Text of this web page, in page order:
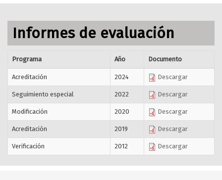
Informes de evaluación
Programa Año Documento
Acreditación 2024 Descargar
Seguimiento especial 2022 Descargar
Modificación 2020 Descargar
Acreditación 2019 Descargar
Verificación 2012 Descargar